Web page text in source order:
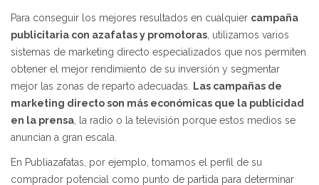
Para conseguir los mejores resultados en cualquier campaña
publicitaria con azafatas y promotoras , utilizamos varios
sistemas de marketing directo especializados que nos permiten
obtener el mejor rendimiento de su inversión y segmentar
mejor las zonas de reparto adecuadas.
Las campañas de
marketing directo son más económicas que la publicidad
en la prensa , la radio o la televisión porque estos medios se
anuncian a gran escala.
En Publiazafatas, por ejemplo, tomamos el perfil de su
comprador potencial como punto de partida para determinar